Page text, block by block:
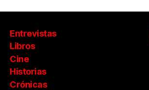
Entrevistas
Libros
Cine
Historias
Crónicas